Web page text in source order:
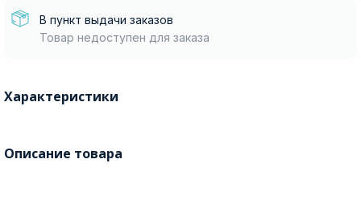
В пункт выдачи заказов
Товар недоступен для заказа
Характеристики
Описание товара